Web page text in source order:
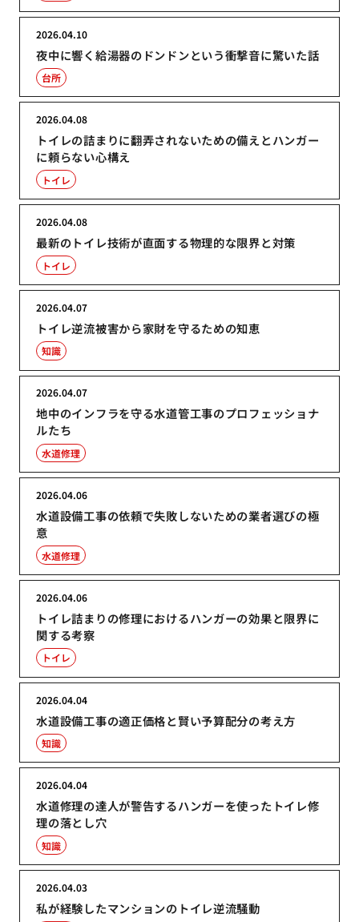
夜中に響く給湯器のドンドンという衝撃音に驚いた話
2026.04.10
台所
トイレの詰まりに翻弄されないための備えとハンガー
に頼らない心構え
2026.04.08
トイレ
最新のトイレ技術が直面する物理的な限界と対策
2026.04.08
トイレ
トイレ逆流被害から家財を守るための知恵
2026.04.07
知識
地中のインフラを守る水道管工事のプロフェッショナ
ルたち
2026.04.07
水道修理
水道設備工事の依頼で失敗しないための業者選びの極
意
2026.04.06
水道修理
トイレ詰まりの修理におけるハンガーの効果と限界に
関する考察
2026.04.06
トイレ
水道設備工事の適正価格と賢い予算配分の考え方
2026.04.04
知識
水道修理の達人が警告するハンガーを使ったトイレ修
理の落とし穴
2026.04.04
知識
私が経験したマンションのトイレ逆流騒動
2026.04.03